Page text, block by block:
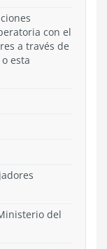
con el
a través de
esta
del